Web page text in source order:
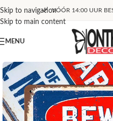
Skip to navigation
Skip to main content
VÓÓR 14:00 UUR
MENU